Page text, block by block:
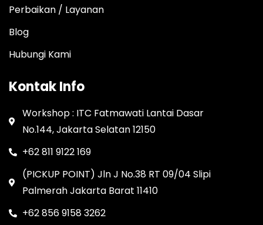
Perbaikan / Layanan
Blog
Hubungi Kami
Kontak Info
Workshop : ITC Fatmawati Lantai Dasar
No.144, Jakarta Selatan 12150
+62 811 9122 169
(PICKUP POINT) Jln J No.38 RT 09/04 Slipi
Palmerah Jakarta Barat 11410
+62 856 9158 3262